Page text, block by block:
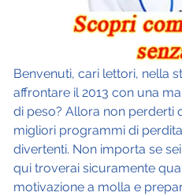
Benvenuti, cari lettori, nella
affrontare il 2013 con una
di peso? Allora non perderti
migliori programmi di
divertenti. Non importa se
qui troverai sicuramente
motivazione a molla e